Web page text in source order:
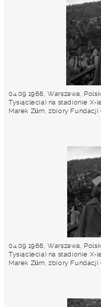
04.09.1966, Warszawa,
Tysiąclecia) na stadionie X-
Marek Zürn, zbiory Fundacji
04.09.1966, Warszawa,
Tysiąclecia) na stadionie X-
Marek Zürn, zbiory Fundacji